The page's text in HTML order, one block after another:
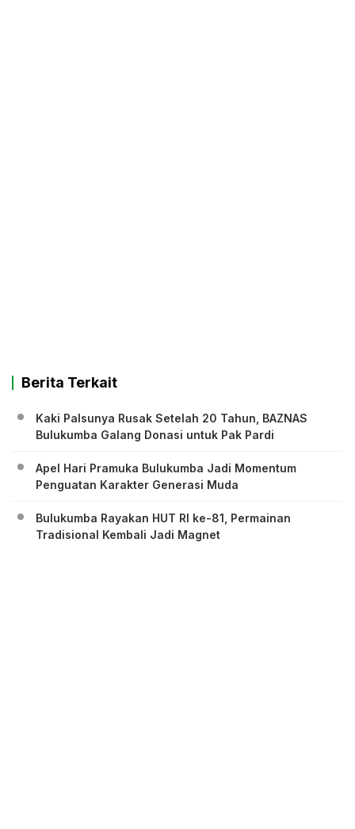
Berita Terkait
Kaki Palsunya Rusak Setelah 20 Tahun, BAZNAS
Bulukumba Galang Donasi untuk Pak Pardi
Apel Hari Pramuka Bulukumba Jadi Momentum
Penguatan Karakter Generasi Muda
Bulukumba Rayakan HUT RI ke-81, Permainan
Tradisional Kembali Jadi Magnet